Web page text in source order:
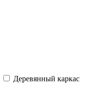
Деревянный каркас